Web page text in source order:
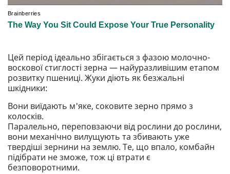
Цей період ідеально збігається з фазою молочно-
воскової стиглості зерна — найуразливішим етапом
розвитку пшениці. Жуки діють як безжальні
шкідники:
Вони виїдають м'яке, соковите зерно прямо з
колосків.
Паралельно, переповзаючи від рослини до рослини,
вони механічно вилущують та збивають уже
твердіші зернини на землю. Те, що впало, комбайн
підібрати не зможе, тож ці втрати є
безповоротними.